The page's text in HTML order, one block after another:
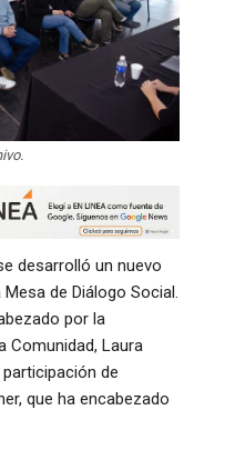
desarrolló un nuevo
de Diálogo Social.
por la
Comunidad, Laura
de
que ha encabezado